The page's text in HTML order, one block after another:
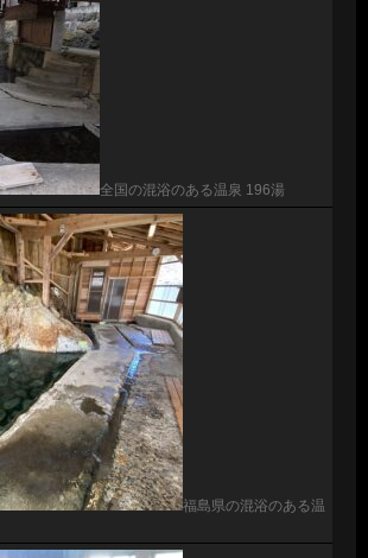
全国の混浴のある温泉 196湯
福島県の混浴のある温